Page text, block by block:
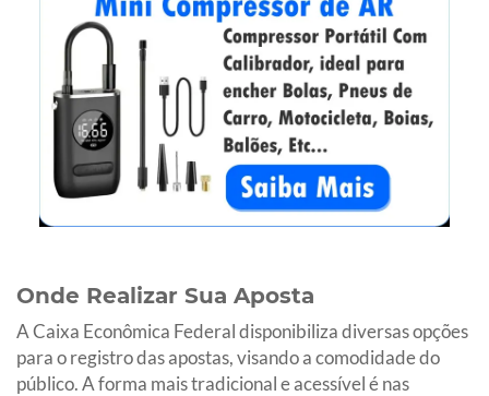
Onde Realizar Sua Aposta
A Caixa Econômica Federal disponibiliza diversas opções
para o registro das apostas, visando a comodidade do
público. A forma mais tradicional e acessível é nas